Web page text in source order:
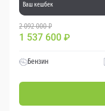
Ваш кешбек
2 092 000 ₽
1 537 600 ₽
Бензин